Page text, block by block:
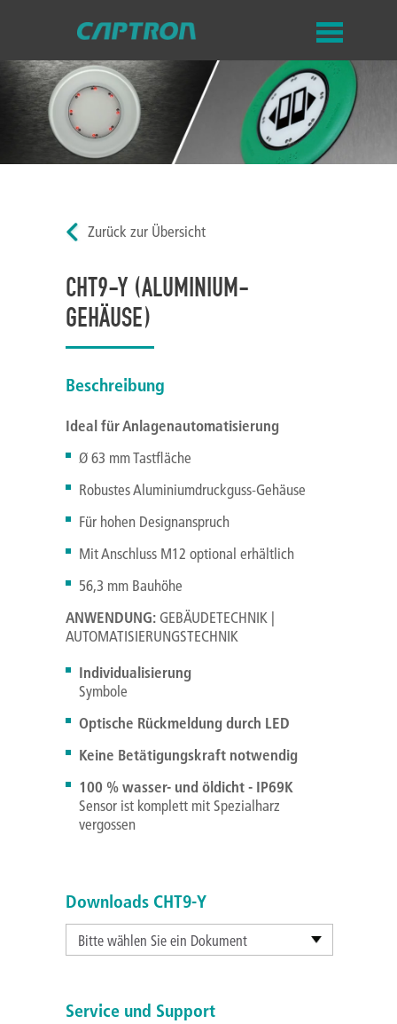
Zurück zur Übersicht
CHT9-Y (ALUMINIUM-
GEHÄUSE)
Beschreibung
Ideal für Anlagenautomatisierung
Ø 63 mm Tastfläche
Robustes Aluminiumdruckguss-Gehäuse
Für hohen Designanspruch
Mit Anschluss M12 optional erhältlich
56,3 mm Bauhöhe
ANWENDUNG: GEBÄUDETECHNIK |
AUTOMATISIERUNGSTECHNIK
Individualisierung
Symbole
Optische Rückmeldung durch LED
Keine Betätigungskraft notwendig
100 % wasser- und öldicht - IP69K
Sensor ist komplett mit Spezialharz
vergossen
Downloads CHT9-Y
Bitte wählen Sie ein Dokument
Service und Support